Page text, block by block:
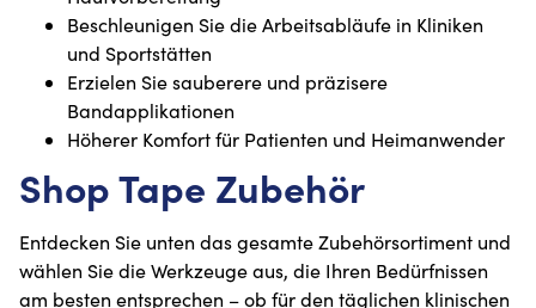
Beschleunigen Sie die Arbeitsabläufe in Kliniken
und Sportstätten
Erzielen Sie sauberere und präzisere
Bandapplikationen
Höherer Komfort für Patienten und Heimanwender
Shop Tape Zubehör
Entdecken Sie unten das gesamte Zubehörsortiment und
wählen Sie die Werkzeuge aus, die Ihren Bedürfnissen
am besten entsprechen – ob für den täglichen klinischen